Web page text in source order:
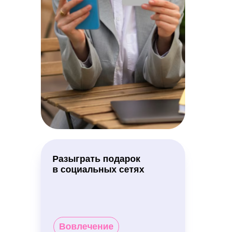
Разыграть подарок
в социальных сетях
Вовлечение